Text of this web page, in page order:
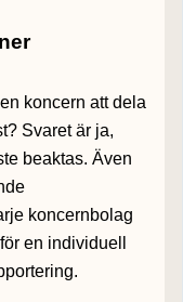
koncern att dela
Svaret är ja,
beaktas. Även
koncernbolag
en individuell